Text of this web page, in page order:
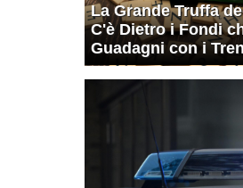
La Grande Truffa
C'è Dietro i Fondi
Guadagni con i